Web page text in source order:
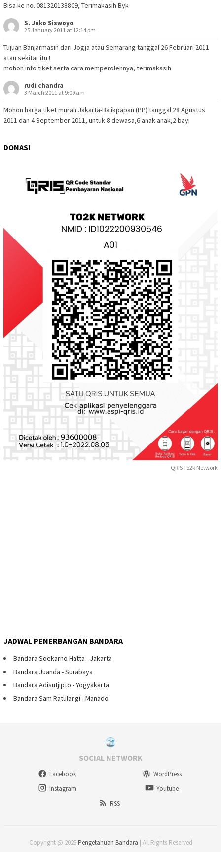
Bisa ke no. 081320138809, Terimakasih Byk
S. Joko Siswoyo
25 January 2011 at 12:14 pm
Tujuan Banjarmasin dari Jogja atau Semarang tanggal 26 Februari 2011
atau sekitar itu !
mohon info tiket serta cara memperolehnya, terimakasih
rudi chandra
3 March 2011 at 9:09 am
Mohon harga tiket murah Jakarta-Balikpapan (PP) tanggal 28 Agustus
2011 dan 4 September 2011, untuk 8 dewasa,6 anak-anak,2 bayi
DONASI
QRIS To2k Network
JADWAL PENERBANGAN BANDARA
Bandara Soekarno Hatta - Jakarta
Bandara Juanda - Surabaya
Bandara Adisutjipto - Yogyakarta
Bandara Sam Ratulangi - Manado
SOCIAL NETWORK
Facebook
WordPress
Instagram
Youtube
RSS
Copyright @ 2025 Pengetahuan Bandara | All Rights Reserved